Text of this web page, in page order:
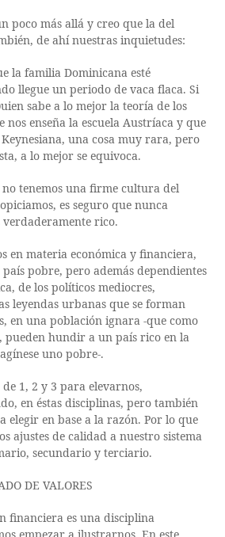
poco más allá y creo que la del
de ahí nuestras inquietudes:
la familia Dominicana esté
llegue un periodo de vaca flaca. Si
sabe a lo mejor la teoría de los
nos enseña la escuela Austríaca y que
una cosa muy rara, pero
a lo mejor se equivoca.
no tenemos una firme cultura del
es seguro que nunca
rico.
en materia económica y financiera,
pobre, pero además dependientes
de los políticos mediocres,
leyendas urbanas que se forman
en una población ignara -que como
pueden hundir a un país rico en la
uno pobre-.
1, 2 y 3 para elevarnos,
en éstas disciplinas, pero también
elegir en base a la razón. Por lo que
ajustes de calidad a nuestro sistema
secundario y terciario.
DE VALORES
financiera es una disciplina